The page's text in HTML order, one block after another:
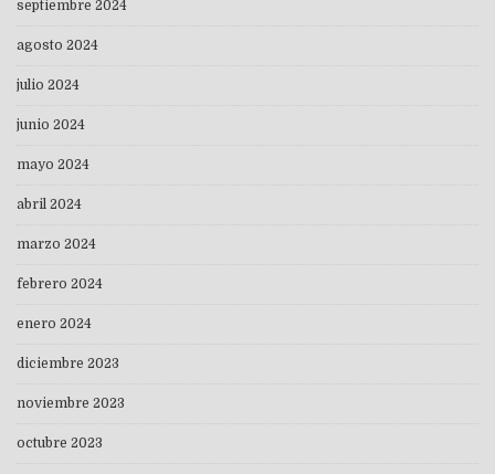
septiembre 2024
agosto 2024
julio 2024
junio 2024
mayo 2024
abril 2024
marzo 2024
febrero 2024
enero 2024
diciembre 2023
noviembre 2023
octubre 2023